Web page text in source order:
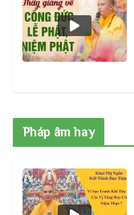
Pháp âm hay